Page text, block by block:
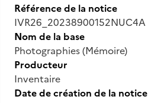
Référence de la notice
IVR26_20238900152NUC4A
Nom de la base
Photographies (Mémoire)
Producteur
Inventaire
Date de création de la notice